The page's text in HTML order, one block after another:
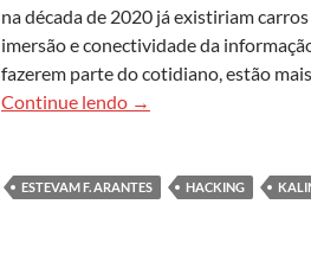
na década de 2020 já existiriam
imersão e conectividade da
fazerem parte do cotidiano, estão
Continue lendo
Os robôs podem ser
→
ESTEVAM F. ARANTES HACKING